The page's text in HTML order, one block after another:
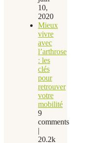
10,
2020
Mieux
vivre
avec
l’arthrose
: les
clés
pour
retrouver
votre
mobilité
9
comments
|
20.2k